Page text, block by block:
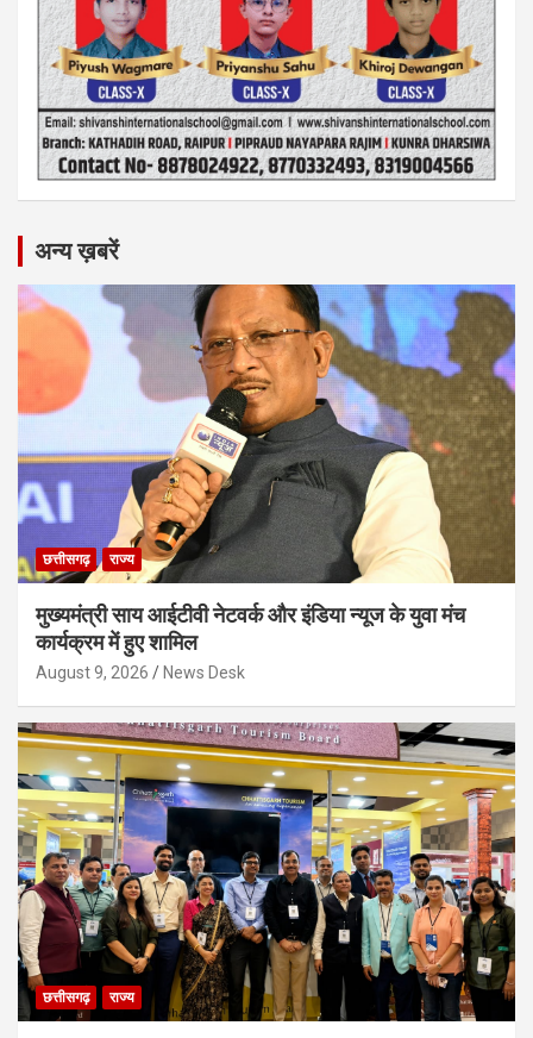
अन्य ख़बरें
छत्तीसगढ़ राज्य
मुख्यमंत्री साय आईटीवी नेटवर्क और इंडिया न्यूज के युवा मंच
कार्यक्रम में हुए शामिल
August 9, 2026 News Desk
छत्तीसगढ़ राज्य